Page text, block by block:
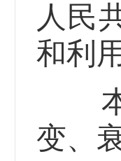
人民
和利
本
变、